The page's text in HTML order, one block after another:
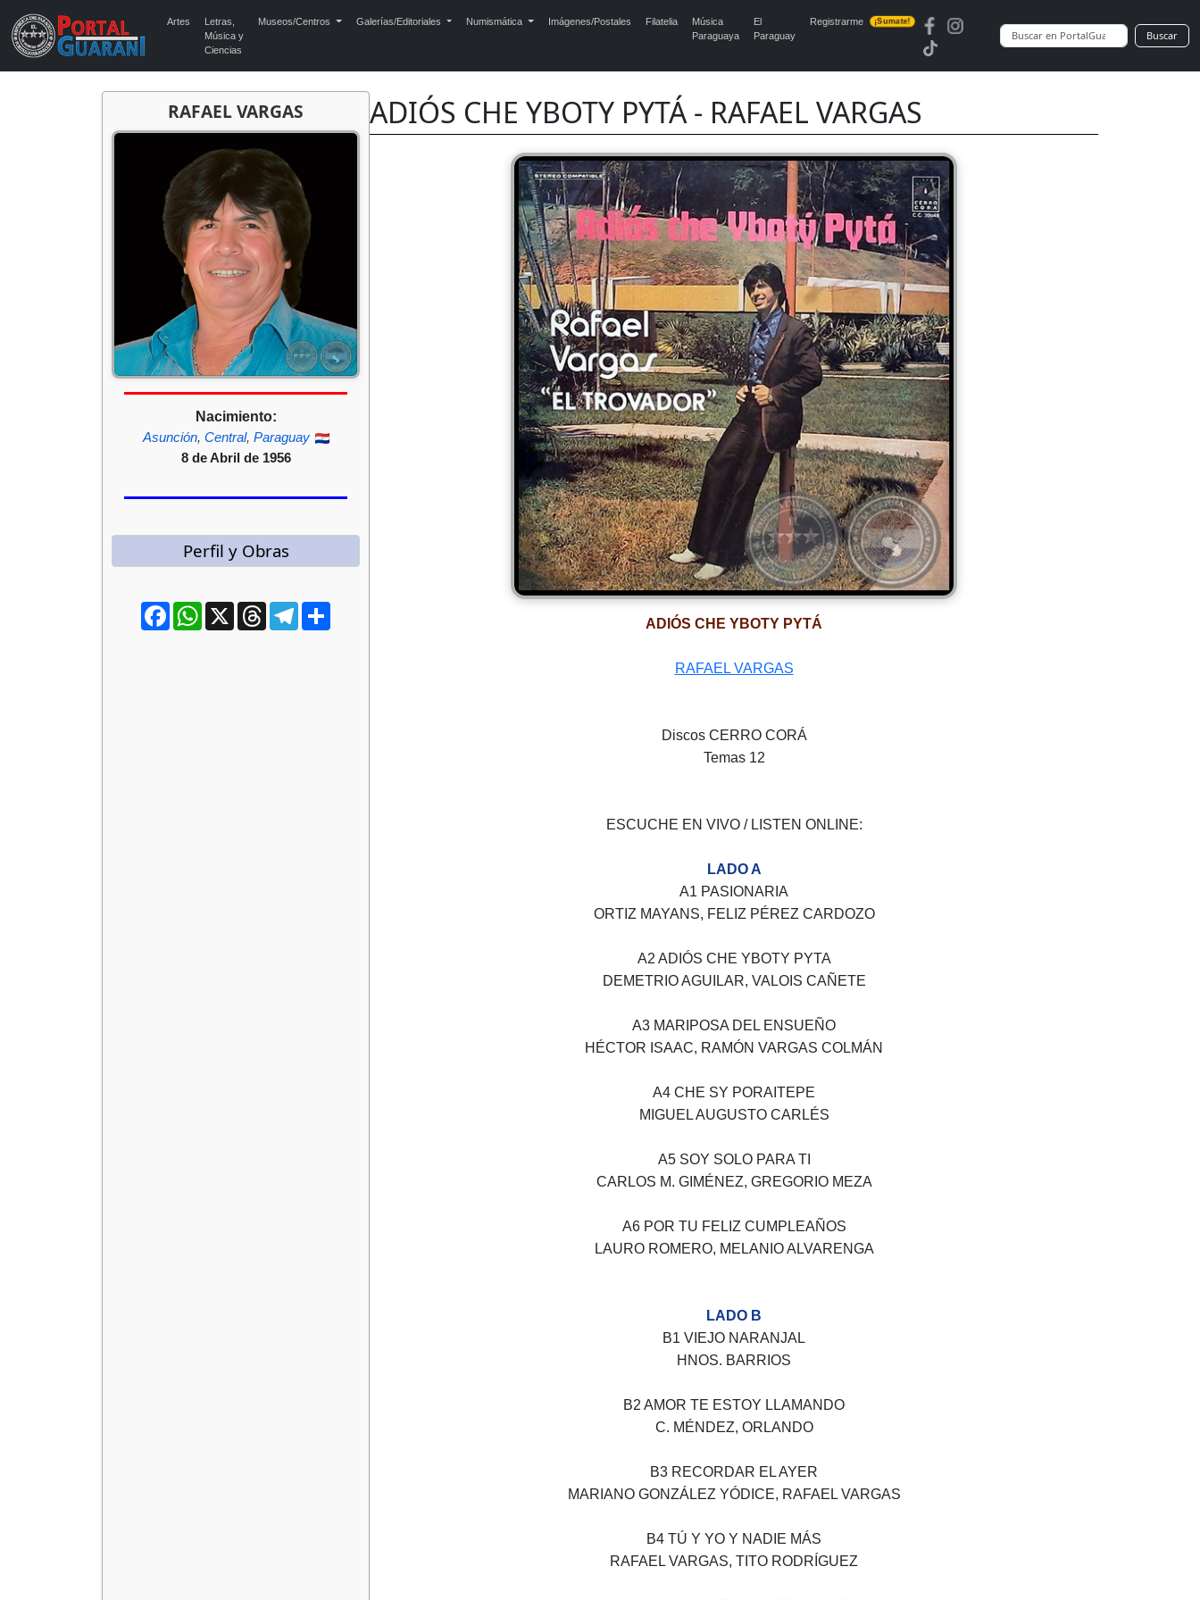
Artes
Letras,
Música y
Ciencias
Museos/Centros Galerías/Editoriales Numismática Imágenes/Postales Filatelia
Música
Paraguaya
El
Paraguay
Registrarme ¡Sumate!
Buscar
RAFAEL VARGAS
Nacimiento:
Asunción, Central, Paraguay
8 de Abril de 1956
Perfil y Obras
FacebookWhatsApp
X ThreadsTelegram
ADIÓS CHE YBOTY PYTÁ - RAFAEL VARGAS
ADIÓS CHE YBOTY PYTÁ
RAFAEL VARGAS
Discos CERRO CORÁ
Temas 12
ESCUCHE EN VIVO / LISTEN ONLINE:
LADO A
A1 PASIONARIA
ORTIZ MAYANS, FELIZ PÉREZ CARDOZO
A2 ADIÓS CHE YBOTY PYTA
DEMETRIO AGUILAR, VALOIS CAÑETE
A3 MARIPOSA DEL ENSUEÑO
HÉCTOR ISAAC, RAMÓN VARGAS COLMÁN
A4 CHE SY PORAITEPE
MIGUEL AUGUSTO CARLÉS
A5 SOY SOLO PARA TI
CARLOS M. GIMÉNEZ, GREGORIO MEZA
A6 POR TU FELIZ CUMPLEAÑOS
LAURO ROMERO, MELANIO ALVARENGA
LADO B
B1 VIEJO NARANJAL
HNOS. BARRIOS
B2 AMOR TE ESTOY LLAMANDO
C. MÉNDEZ, ORLANDO
B3 RECORDAR EL AYER
MARIANO GONZÁLEZ YÓDICE, RAFAEL VARGAS
B4 TÚ Y YO Y NADIE MÁS
RAFAEL VARGAS, TITO RODRÍGUEZ